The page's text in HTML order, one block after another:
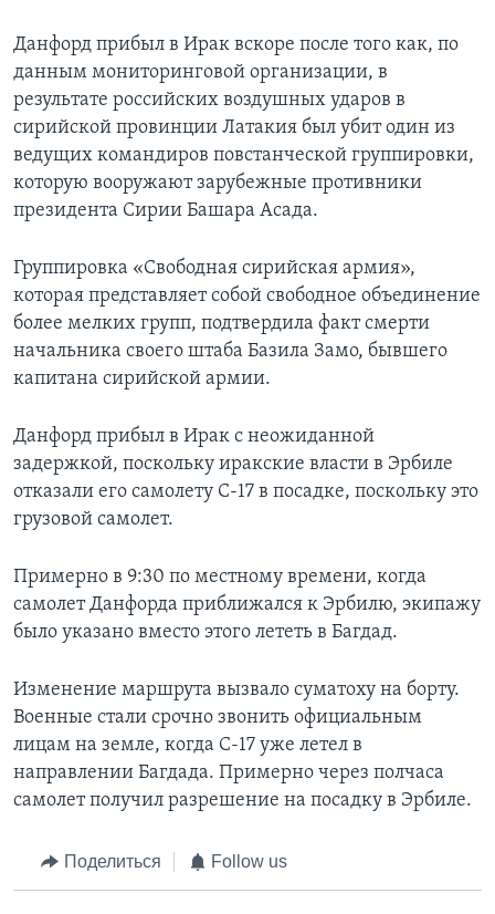
Данфорд прибыл в Ирак вскоре после того как, по
данным мониторинговой организации, в
результате российских воздушных ударов в
сирийской провинции Латакия был убит один из
ведущих командиров повстанческой группировки,
которую вооружают зарубежные противники
президента Сирии Башара Асада.
Группировка «Свободная сирийская армия»,
которая представляет собой свободное объединение
более мелких групп, подтвердила факт смерти
начальника своего штаба Базила Замо, бывшего
капитана сирийской армии.
Данфорд прибыл в Ирак с неожиданной
задержкой, поскольку иракские власти в Эрбиле
отказали его самолету С-17 в посадке, поскольку это
грузовой самолет.
Примерно в 9:30 по местному времени, когда
самолет Данфорда приближался к Эрбилю, экипажу
было указано вместо этого лететь в Багдад.
Изменение маршрута вызвало суматоху на борту.
Военные стали срочно звонить официальным
лицам на земле, когда С-17 уже летел в
направлении Багдада. Примерно через полчаса
самолет получил разрешение на посадку в Эрбиле.
Поделиться Follow us